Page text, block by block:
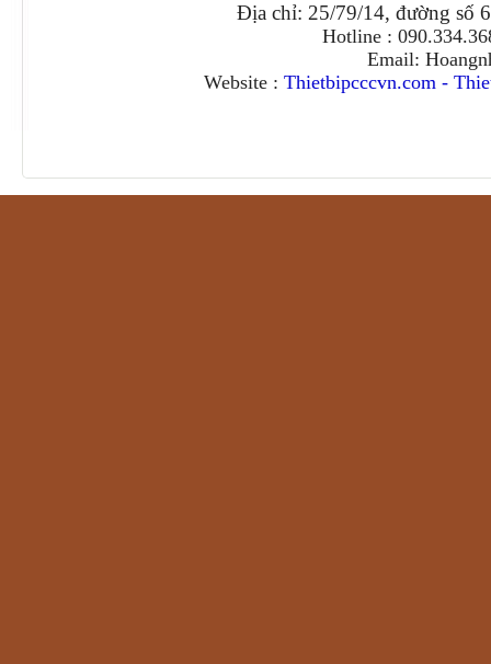
Địa chỉ: 25/79/14, đường số
Hotline :
Email:
Website : Thietbipcccvn.com -